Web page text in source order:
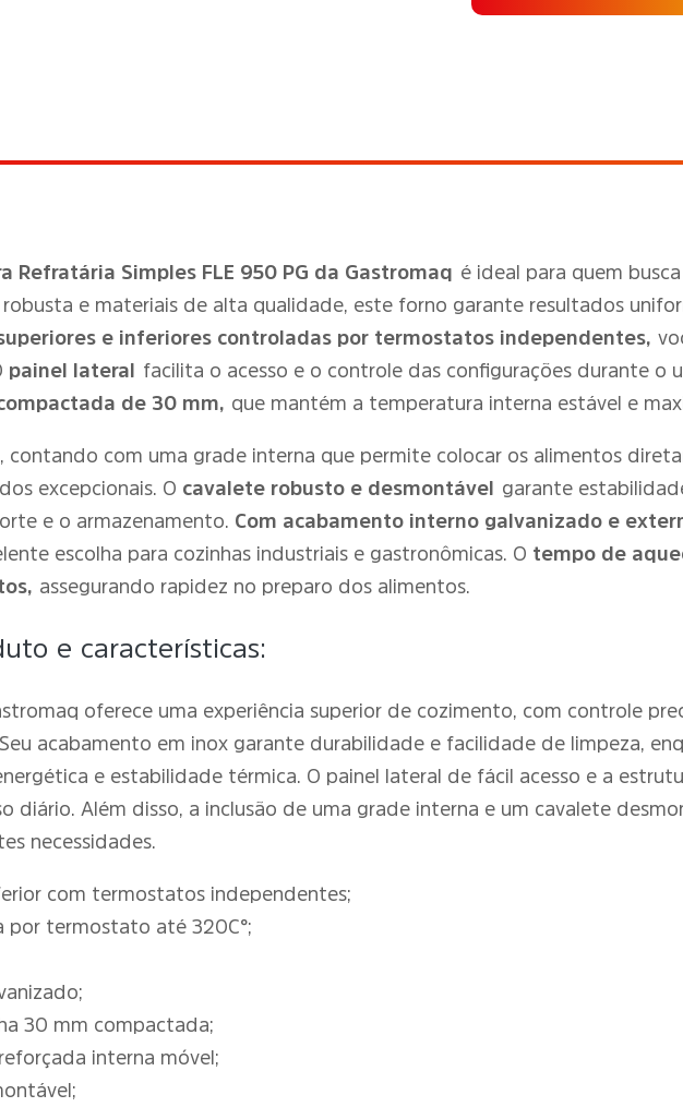
Refratária Simples FLE 950 PG da Gastromaq é ideal para quem
e materiais de alta qualidade, este forno garante resultados
e inferiores controladas por termostatos independentes,
painel lateral facilita o acesso e o controle das configurações durante o
de 30 mm, que mantém a temperatura interna estável e
contando com uma grade interna que permite colocar os alimentos
excepcionais. O cavalete robusto e desmontável
garante
e o armazenamento. Com acabamento interno galvanizado e
escolha para cozinhas industriais e gastronômicas. O tempo de
assegurando rapidez no preparo dos alimentos.
e características:
oferece uma experiência superior de cozimento, com controle
acabamento em inox garante durabilidade e facilidade de limpeza,
e estabilidade térmica. O painel lateral de fácil acesso e a
diário. Além disso, a inclusão de uma grade interna e um cavalete
necessidades.
com termostatos independentes;
por termostato até 320C°;
30 mm compactada;
interna móvel;